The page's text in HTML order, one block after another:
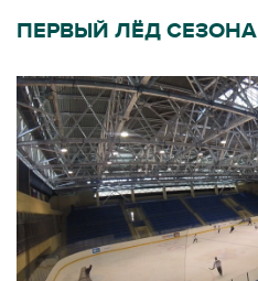
Вход
ПЕРВЫЙ ЛЁД СЕЗОНА